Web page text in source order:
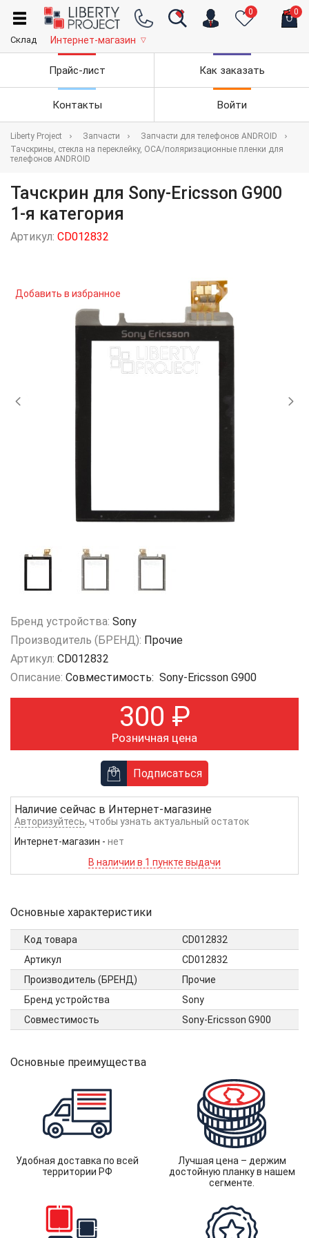
0 0
Склад Интернет-магазин ▽
Прайс-лист Как заказать
Контакты Войти
Liberty Project Запчасти
Запчасти для телефонов ANDROID
Тачскрины, стекла на переклейку, OCA/поляризационные пленки для
телефонов ANDROID
Тачскрин для Sony-Ericsson G900
1-я категория
Артикул: CD012832
Добавить в избранное
Бренд устройства: Sony
Производитель (БРЕНД): Прочие
Артикул: CD012832
Описание: Совместимость: Sony-Ericsson G900
300 ₽
Розничная цена
Подписаться
Наличие сейчас в Интернет-магазине
Авторизуйтесь, чтобы узнать актуальный остаток
Интернет-магазин - нет
В наличии в 1 пункте выдачи
Основные характеристики
Код товара
CD012832
Артикул
CD012832
Производитель (БРЕНД)
Прочие
Бренд устройства
Sony
Совместимость
Sony-Ericsson G900
Основные преимущества
Удобная доставка по всей
территории РФ
Лучшая цена – держим
достойную планку в нашем
сегменте.